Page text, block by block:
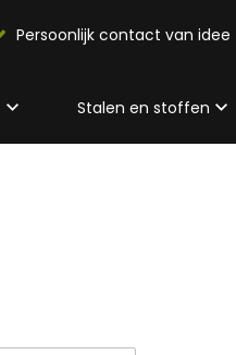
Persoonlijk contact van
Stalen en stoffen